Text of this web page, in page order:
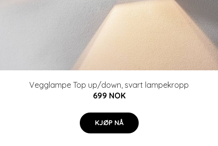
Vegglampe Top up/down, svart lampekropp
699 NOK
KJØP NÅ